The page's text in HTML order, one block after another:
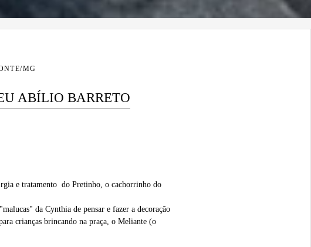
MG
ABÍLIO BARRETO
e tratamento do Pretinho, o cachorrinho do
da Cynthia de pensar e fazer a decoração
crianças brincando na praça, o Meliante (o